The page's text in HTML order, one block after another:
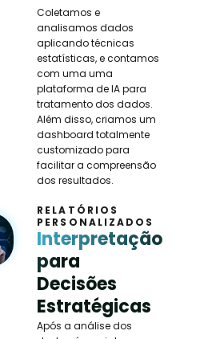
Coletamos e
analisamos dados
aplicando técnicas
estatísticas, e contamos
com uma uma
plataforma de IA para
tratamento dos dados.
Além disso, criamos um
dashboard totalmente
customizado para
facilitar a compreensão
dos resultados.
RELATÓRIOS
PERSONALIZADOS
Interpretação
para
Decisões
Estratégicas
Após a análise dos